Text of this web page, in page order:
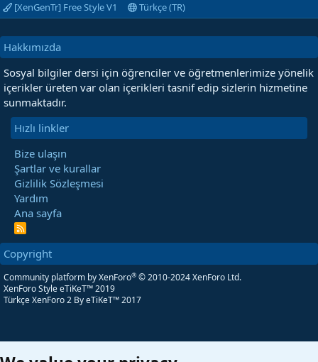
[XenGenTr] Free Style V1 Türkçe (TR)
Hakkımızda
Sosyal bilgiler dersi için öğrenciler ve öğretmenlerimize yönelik
içerikler üreten var olan içerikleri tasnif edip sizlerin hizmetine
sunmaktadır.
Hızlı linkler
Bize ulaşın
Şartlar ve kurallar
Gizlilik Sözleşmesi
Yardım
Ana sayfa
R
S
Copyright
Community platform by XenForo® © 2010-2024 XenForo Ltd.
XenForo Style eTiKeT™ 2019
Türkçe XenForo 2 By eTiKeT™ 2017